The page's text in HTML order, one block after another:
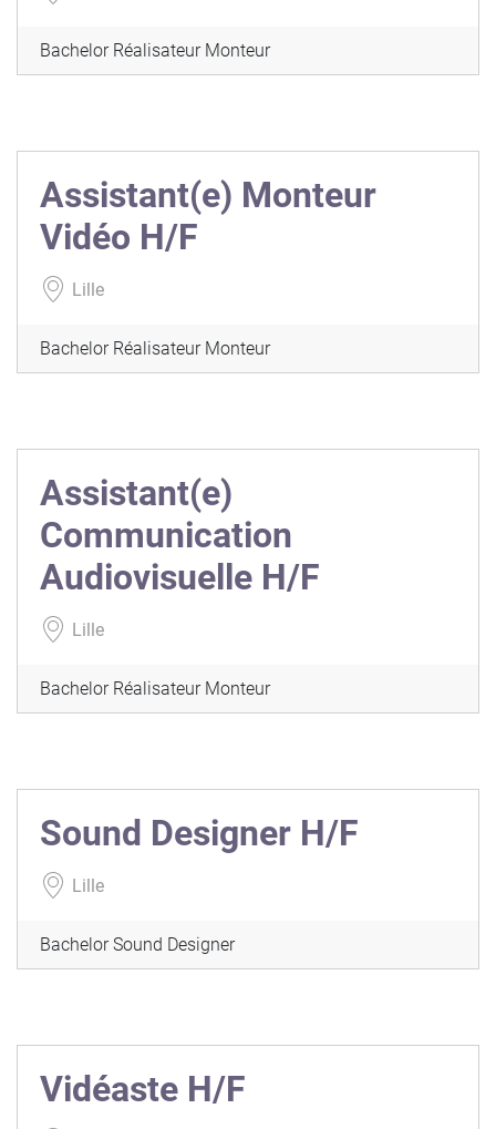
Bachelor Réalisateur Monteur
Assistant(e) Monteur
Vidéo H/F
Lille
Bachelor Réalisateur Monteur
Assistant(e)
Communication
Audiovisuelle H/F
Lille
Bachelor Réalisateur Monteur
Sound Designer H/F
Lille
Bachelor Sound Designer
Vidéaste H/F